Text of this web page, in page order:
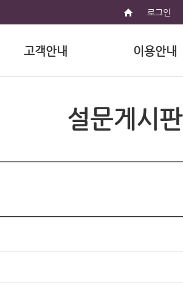
로그인
고객안내 이용안내
설문게시판